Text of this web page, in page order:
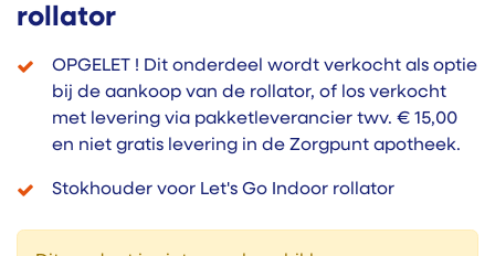
rollator
OPGELET ! Dit onderdeel wordt verkocht als optie
bij de aankoop van de rollator, of los verkocht
met levering via pakketleverancier twv. € 15,00
en niet gratis levering in de Zorgpunt apotheek.
Stokhouder voor Let's Go Indoor rollator